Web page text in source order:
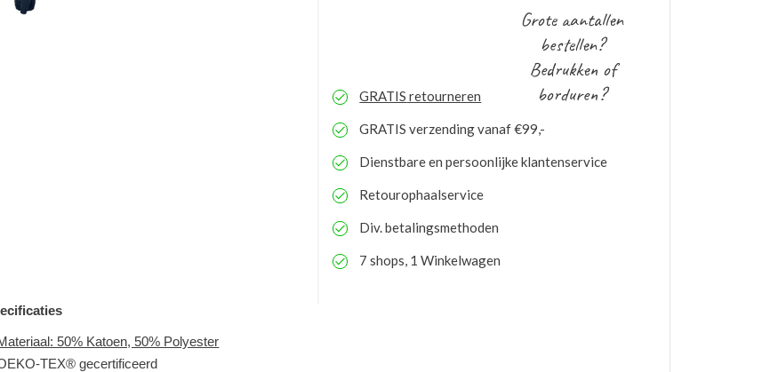
Grote aantallen
bestellen?
Bedrukken of
borduren?
GRATIS retourneren
GRATIS verzending vanaf €99,-
Dienstbare en persoonlijke klantenservice
Retourophaalservice
Div. betalingsmethoden
7 shops, 1 Winkelwagen
50% Katoen, 50% Polyester
TEX® gecertificeerd